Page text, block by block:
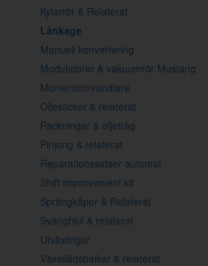
Kylarrör & Relaterat
Länkage
Manuell konvertering
Modulatorer & vakuumrör Mustang
Momentomvandlare
Oljestickor & relaterat
Packningar & oljetråg
Pinjong & relaterat
Reparationssatser automat
Shift improvement kit
Sprängkåpor & Relaterat
Svänghjul & relaterat
Utväxlingar
Växellådsbalkar & relaterat